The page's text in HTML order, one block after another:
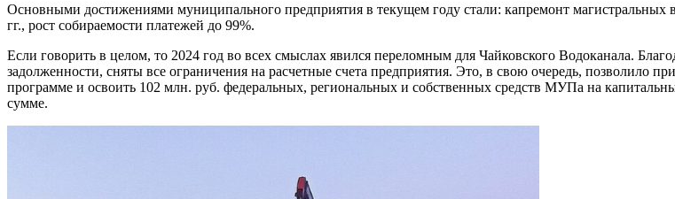
Основными достижениями муниципального предприятия в текущем году стали: капремонт
гг., рост собираемости платежей до 99%.
Если говорить в целом, то 2024 год во всех смыслах явился переломным для Чайковского Водоканала.
задолженности, сняты все ограничения на расчетные счета предприятия. Это, в свою очередь, позволило
программе и освоить 102 млн. руб. федеральных, региональных и собственных средств МУПа на
сумме.